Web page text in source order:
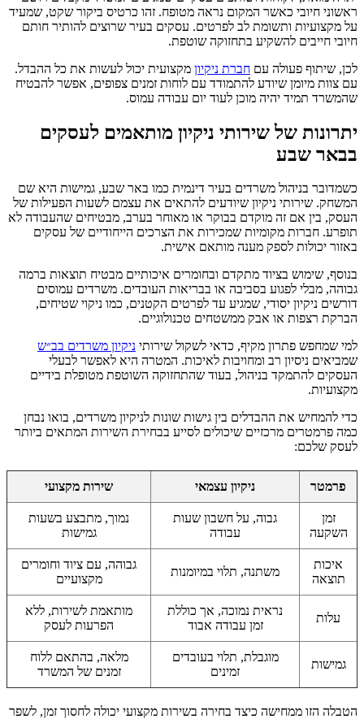
ראשוני חיובי כאשר המקום נראה מטופח. זהו כרטיס ביקור שקט, שמעיד
על מקצועיות ותשומת לב לפרטים. עסקים בעיר שרוצים להותיר חותם
חיובי חייבים להשקיע בתחזוקה שוטפת.
לכן, שיתוף פעולה עם חברת ניקיון מקצועית יכול לעשות את כל ההבדל.
עם צוות מיומן שיודע להתמודד עם לוחות זמנים צפופים, אפשר להבטיח
שהמשרד תמיד יהיה מוכן לעוד יום עבודה עמוס.
יתרונות של שירותי ניקיון מותאמים לעסקים
בבאר שבע
כשמדובר בניהול משרדים בעיר דינמית כמו באר שבע, גמישות היא שם
המשחק. שירותי ניקיון שיודעים להתאים את עצמם לשעות הפעילות של
העסק, בין אם זה מוקדם בבוקר או מאוחר בערב, מבטיחים שהעבודה לא
תופרע. חברות מקומיות שמכירות את הצרכים הייחודיים של עסקים
באזור יכולות לספק מענה מותאם אישית.
בנוסף, שימוש בציוד מתקדם ובחומרים איכותיים מבטיח תוצאות ברמה
גבוהה, מבלי לפגוע בסביבה או בבריאות העובדים. משרדים עמוסים
דורשים ניקיון יסודי, שמגיע עד לפרטים הקטנים, כמו ניקוי שטיחים,
הברקת רצפות או אבק ממשטחים טכנולוגיים.
למי שמחפש פתרון מקיף, כדאי לשקול שירותי ניקיון משרדים בב״ש
שמביאים ניסיון רב ומחויבות לאיכות. המטרה היא לאפשר לבעלי
העסקים להתמקד בניהול, בעוד שהתחזוקה השוטפת מטופלת בידיים
מקצועיות.
כדי להמחיש את ההבדלים בין גישות שונות לניקיון משרדים, בואו נבחן
כמה פרמטרים מרכזיים שיכולים לסייע בבחירת השירות המתאים ביותר
לעסק שלכם:
פרמטר ניקיון עצמאי שירות מקצועי
זמן
השקעה
גבוה, על חשבון שעות
עבודה
נמוך, מתבצע בשעות
גמישות
איכות
תוצאה
משתנה, תלוי במיומנות
גבוהה, עם ציוד וחומרים
מקצועיים
עלות
נראית נמוכה, אך כוללת
זמן עבודה אבוד
מותאמת לשירות, ללא
הפרעות לעסק
גמישות
מוגבלת, תלוי בעובדים
זמינים
מלאה, בהתאם ללוח
זמנים של המשרד
הטבלה הזו ממחישה כיצד בחירה בשירות מקצועי יכולה לחסוך זמן, לשפר